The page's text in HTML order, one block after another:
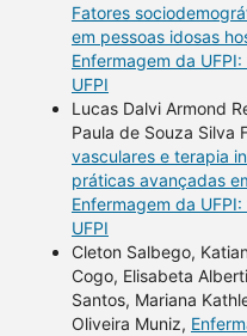
Fatores
em pessoas idosas
Enfermagem da
UFPI
Lucas Dalvi Armond
Paula de Souza Silva
vasculares e terapia
práticas avançadas
Enfermagem da
UFPI
Cleton Salbego,
Cogo, Elisabeta
Santos, Mariana
Oliveira Muniz,